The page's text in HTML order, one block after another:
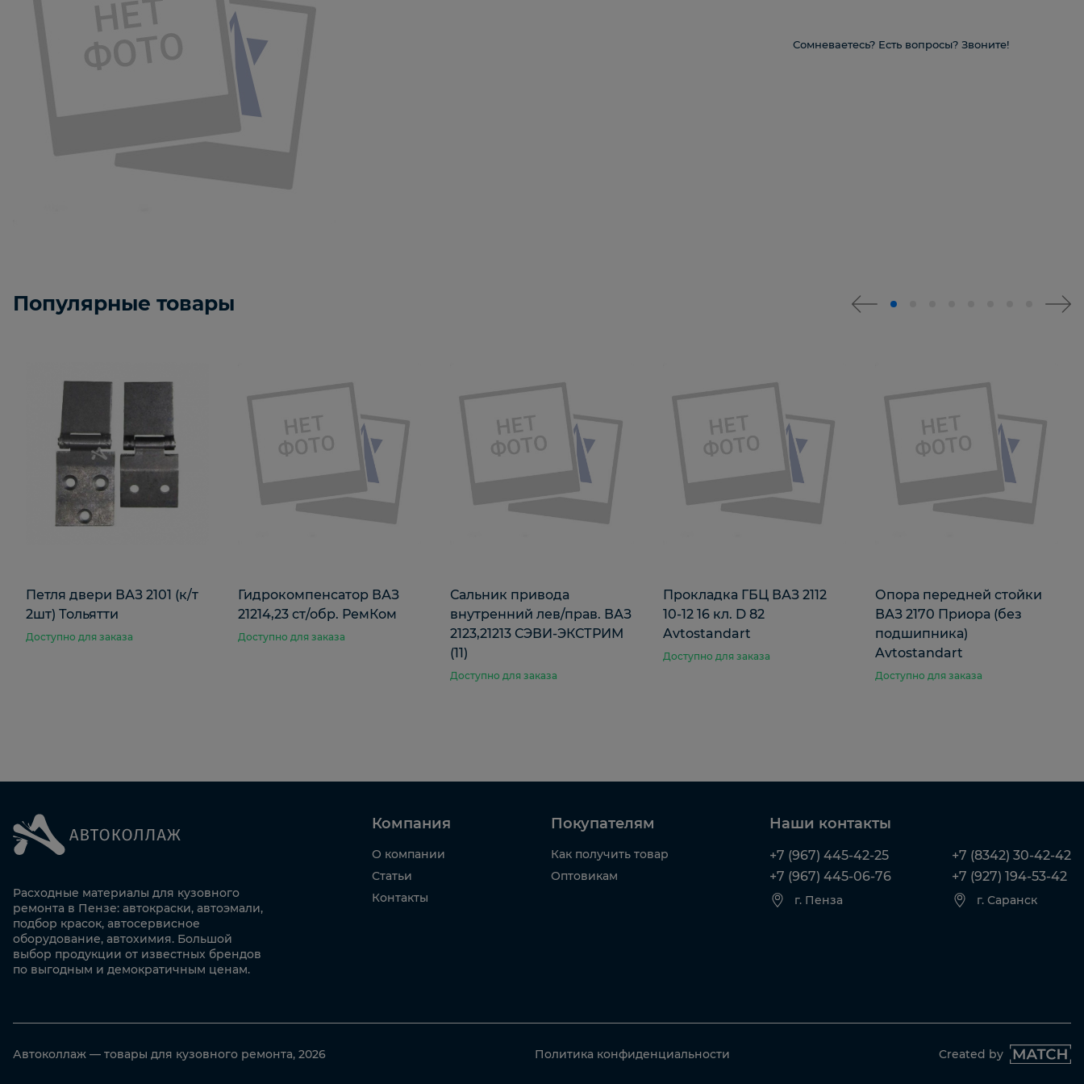
Сомневаетесь? Есть вопросы? Звоните!
Популярные товары
Петля двери ВАЗ 2101 (к/т
2шт) Тольятти
Доступно для заказа
Гидрокомпенсатор ВАЗ
21214,23 ст/обр. РемКом
Доступно для заказа
Сальник привода
внутренний лев/прав. ВАЗ
2123,21213 СЭВИ-ЭКСТРИМ
(11)
Доступно для заказа
Прокладка ГБЦ ВАЗ 2112
10-12 16 кл. D 82
Avtostandart
Доступно для заказа
Опора передней стойки
ВАЗ 2170 Приора (без
подшипника)
Avtostandart
Доступно для заказа
Расходные материалы для кузовного
ремонта в Пензе: автокраски, автоэмали,
подбор красок, автосервисное
оборудование, автохимия. Большой
выбор продукции от известных брендов
по выгодным и демократичным ценам.
Компания
О компании
Статьи
Контакты
Покупателям
Как получить товар
Оптовикам
Наши контакты
+7 (967) 445-42-25
+7 (967) 445-06-76
г. Пенза
+7 (8342) 30-42-42
+7 (927) 194-53-42
г. Саранск
Автоколлаж — товары для кузовного ремонта, 2026 Политика конфиденциальности Created by